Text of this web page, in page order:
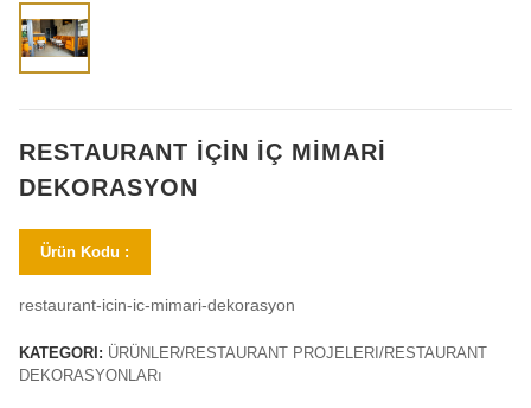
RESTAURANT İÇIN İÇ MIMARI
DEKORASYON
Ürün Kodu :
restaurant-icin-ic-mimari-dekorasyon
KATEGORI: ÜRÜNLER/RESTAURANT PROJELERI/RESTAURANT
DEKORASYONLARı